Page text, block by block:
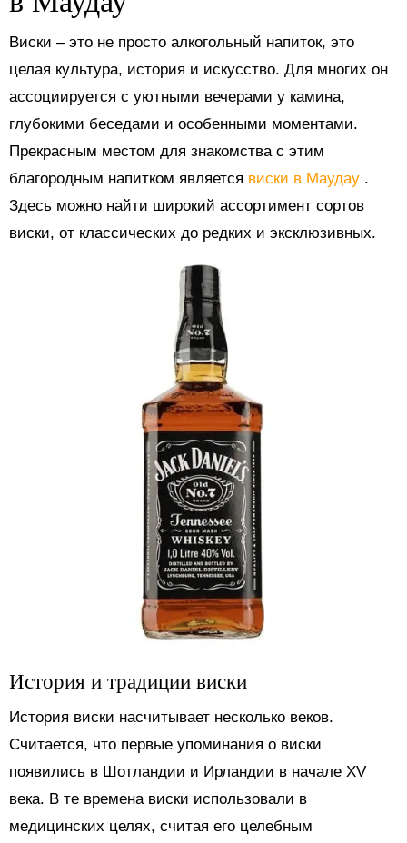
Виски – это не просто алкогольный напиток, это
целая культура, история и искусство. Для многих он
ассоциируется с уютными вечерами у камина,
глубокими беседами и особенными моментами.
Прекрасным местом для знакомства с этим
благородным напитком является виски в Маудау .
Здесь можно найти широкий ассортимент сортов
виски, от классических до редких и эксклюзивных.
История и традиции виски
История виски насчитывает несколько веков.
Считается, что первые упоминания о виски
появились в Шотландии и Ирландии в начале XV
века. В те времена виски использовали в
медицинских целях, считая его целебным